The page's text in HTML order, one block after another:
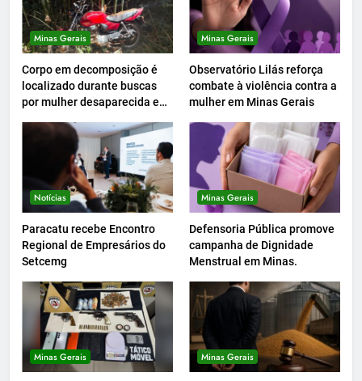
Minas Gerais
Corpo em decomposição é
localizado durante buscas
por mulher desaparecida em
Minas Gerais
Observatório Lilás reforça
combate à violência contra a
mulher em Minas Gerais
Notícias
Paracatu recebe Encontro
Regional de Empresários do
Setcemg
Minas Gerais
Defensoria Pública promove
campanha de Dignidade
Menstrual em Minas.
Minas Gerais Minas Gerais